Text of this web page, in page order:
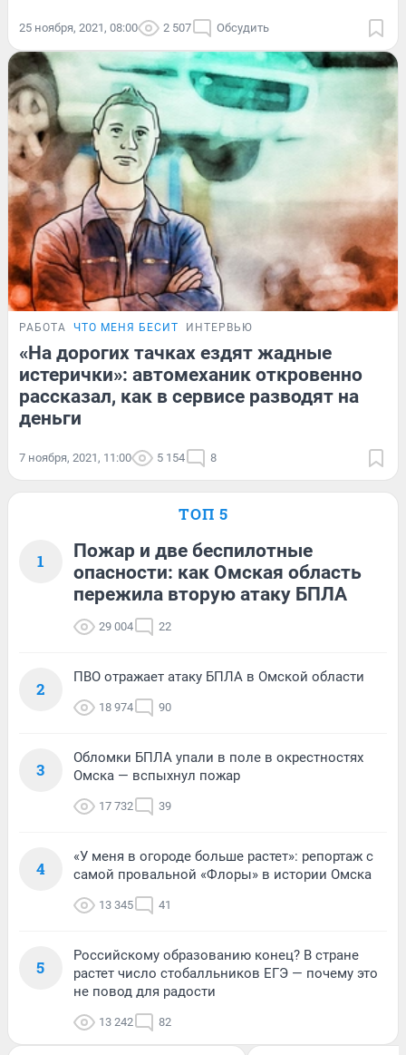
25 ноября, 2021, 08:00 2 507 Обсудить
РАБОТА ЧТО МЕНЯ БЕСИТ ИНТЕРВЬЮ
«На дорогих тачках ездят жадные
истерички»: автомеханик откровенно
рассказал, как в сервисе разводят на
деньги
7 ноября, 2021, 11:00 5 154 8
ТОП 5
1
Пожар и две беспилотные
опасности: как Омская область
пережила вторую атаку БПЛА
29 004 22
2
ПВО отражает атаку БПЛА в Омской области
18 974 90
3
Обломки БПЛА упали в поле в окрестностях
Омска — вспыхнул пожар
17 732 39
4
«У меня в огороде больше растет»: репортаж с
самой провальной «Флоры» в истории Омска
13 345 41
5
Российскому образованию конец? В стране
растет число стобалльников ЕГЭ — почему это
не повод для радости
13 242 82